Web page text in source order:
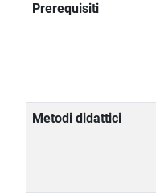
Prerequisiti
Metodi didattici